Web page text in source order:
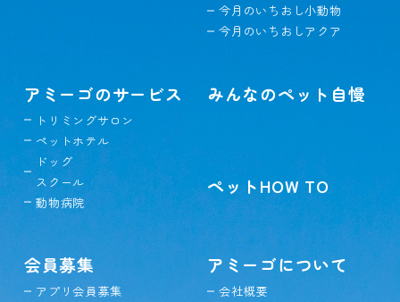
今月のいちおし小動物
今月のいちおしアクア
アミーゴのサービス
トリミングサロン
ペットホテル
ドッグ
スクール
動物病院
みんなのペット自慢
ペットHOW TO
会員募集
アプリ会員募集
アミーゴについて
会社概要